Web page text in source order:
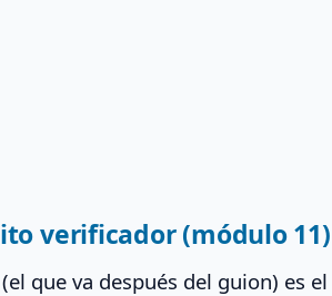
verificador (módulo 11)
que va después del guion) es el